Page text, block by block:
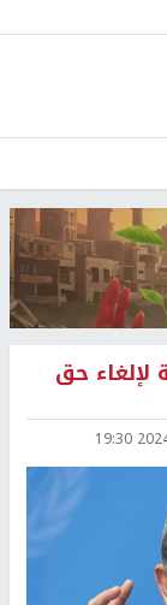
لإلغاء حق